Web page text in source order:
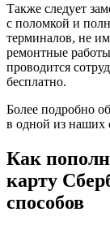
Также следует
с поломкой и
терминалов, не
ремонтные
проводится
бесплатно.
Более подробно
в одной из наших
Как
карту
способов